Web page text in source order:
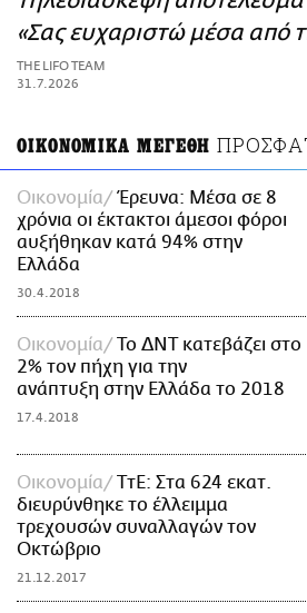
ΑΜΠΑ
PRINT
«Σας ευχαριστώ μέσα από
THE LIFO TEAM
31.7.2026
ΟΙΚΟΝΟΜΙΚΑ ΜΕΓΕΘΗ
Οικονομία
Έρευνα: Μέσα σε 8
χρόνια οι έκτακτοι άμεσοι φόροι
αυξήθηκαν κατά 94% στην
Ελλάδα
30.4.2018
Οικονομία
Το ΔΝΤ κατεβάζει στο
2% τον πήχη για την
ανάπτυξη στην Ελλάδα το 2018
17.4.2018
Οικονομία
ΤτΕ: Στα 624 εκατ.
διευρύνθηκε το έλλειμμα
τρεχουσών συναλλαγών τον
Οκτώβριο
21.12.2017